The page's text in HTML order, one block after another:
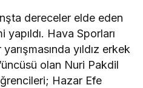
dereceler elde eden
Hava Sporları
yıldız erkek
olan Nuri Pakdil
Hazar Efe